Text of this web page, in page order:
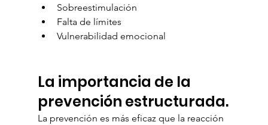
Sobreestimulación
Falta de límites
Vulnerabilidad emocional
La importancia de la
prevención estructurada.
La prevención es más eficaz que la reacción